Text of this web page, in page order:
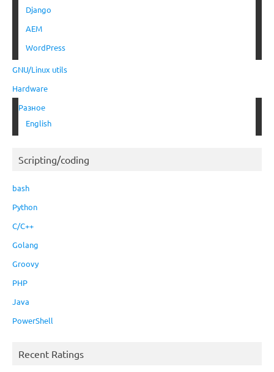
Django
AEM
WordPress
GNU/Linux utils
Hardware
Разное
English
Scripting/coding
bash
Python
C/C++
Golang
Groovy
PHP
Java
PowerShell
Recent Ratings